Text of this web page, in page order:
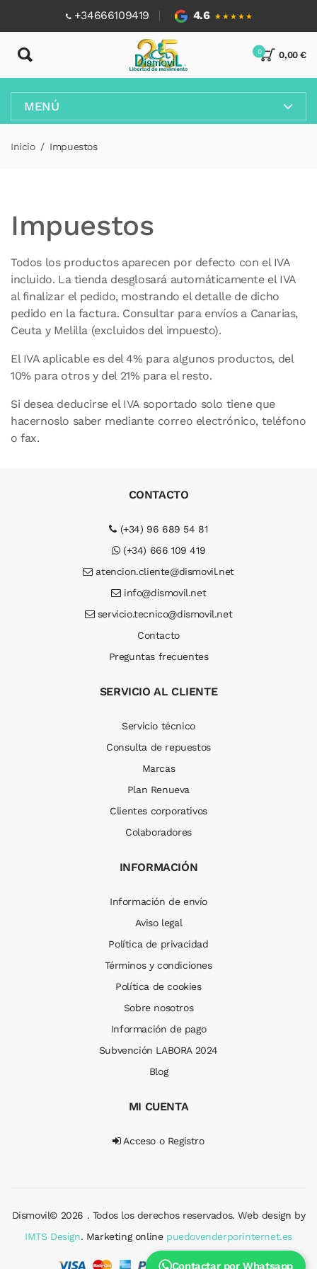
+34666109419 4.6 ★★★★★
0,00 €
0
MENÚ
Inicio Impuestos
Impuestos
Todos los productos aparecen por defecto con el IVA
incluido. La tienda desglosará automáticamente el IVA
al finalizar el pedido, mostrando el detalle de dicho
pedido en la factura. Consultar para envíos a Canarias,
Ceuta y Melilla (excluidos del impuesto).
El IVA aplicable es del 4% para algunos productos, del
10% para otros y del 21% para el resto.
Si desea deducirse el IVA soportado solo tiene que
hacernoslo saber mediante correo electrónico, teléfono
o fax.
CONTACTO
(+34) 96 689 54 81
(+34) 666 109 419
atencion.cliente@dismovil.net
info@dismovil.net
servicio.tecnico@dismovil.net
Contacto
Preguntas frecuentes
SERVICIO AL CLIENTE
Servicio técnico
Consulta de repuestos
Marcas
Plan Renueva
Clientes corporativos
Colaboradores
INFORMACIÓN
Información de envío
Aviso legal
Política de privacidad
Términos y condiciones
Política de cookies
Sobre nosotros
Información de pago
Subvención LABORA 2024
Blog
MI CUENTA
Acceso o Registro
Dismovil© 2026 . Todos los derechos reservados. Web design by
IMTS Design. Marketing online puedovenderporinternet.es
Contactar por Whatsapp